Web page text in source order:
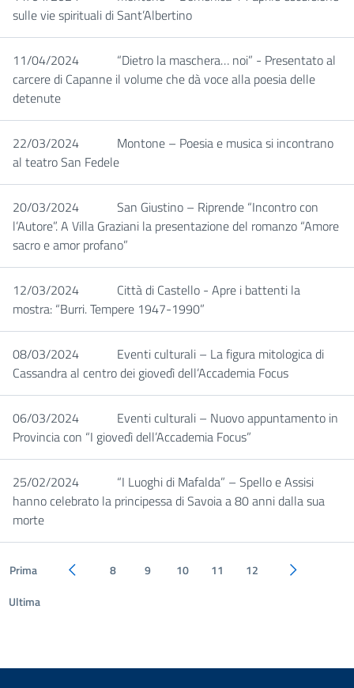
sulle vie spirituali di Sant’Albertino
11/04/2024
“Dietro la maschera… noi” - Presentato al
carcere di Capanne il volume che dà voce alla poesia delle
detenute
22/03/2024
Montone – Poesia e musica si incontrano
al teatro San Fedele
20/03/2024
San Giustino – Riprende “Incontro con
l’Autore”. A Villa Graziani la presentazione del romanzo “Amore
sacro e amor profano”
12/03/2024
Città di Castello - Apre i battenti la
mostra: “Burri. Tempere 1947-1990”
08/03/2024
Eventi culturali – La figura mitologica di
Cassandra al centro dei giovedì dell’Accademia Focus
06/03/2024
Eventi culturali – Nuovo appuntamento in
Provincia con “I giovedì dell’Accademia Focus”
25/02/2024
“I Luoghi di Mafalda” – Spello e Assisi
hanno celebrato la principessa di Savoia a 80 anni dalla sua
morte
Prima Pagina precedente
8 9 10 11 12
Pagina
Ultima